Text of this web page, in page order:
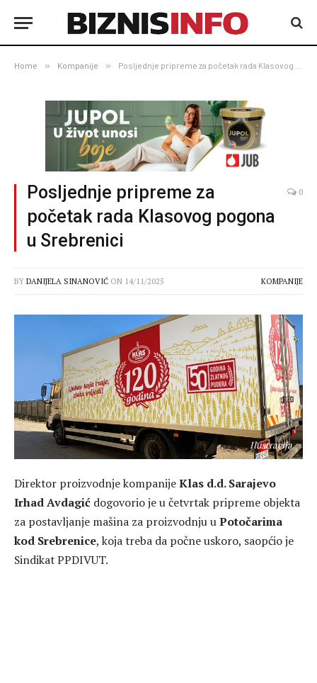
Home » Kompanije » Posljednje pripreme za početak rada Klasovog pogona u Srebrenici
Posljednje pripreme za
početak rada Klasovog pogona
u Srebrenici
0
BY DANIJELA SINANOVIĆ ON 14/11/2025 KOMPANIJE
Ilustracija
Direktor proizvodnje kompanijeKlas d.d. Sarajevo
Irhad Avdagić dogovorio je u četvrtak pripreme objekta
za postavljanje mašina za proizvodnju uPotočarima
kod Srebrenice, koja treba da počne uskoro, saopćio je
Sindikat PPDIVUT.